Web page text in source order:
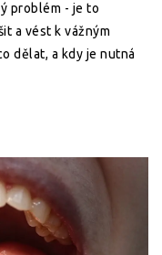
problém - je to
a vést k vážným
dělat, a kdy je nutná